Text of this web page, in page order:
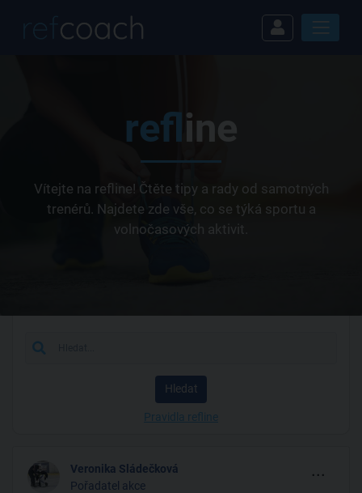
ref line
Vítejte na refline! Čtěte tipy a rady od samotných
trenérů. Najdete zde vše, co se týká sportu a
volnočasových aktivit.
Hledat
Pravidla refline
Veronika Sládečková
Pořadatel akce
...